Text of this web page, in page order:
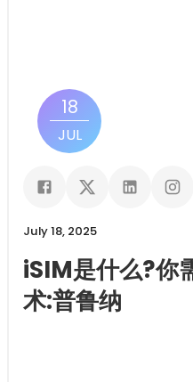
18
JUL
July 18, 2025
iSIM是什么?你
术:普鲁纳